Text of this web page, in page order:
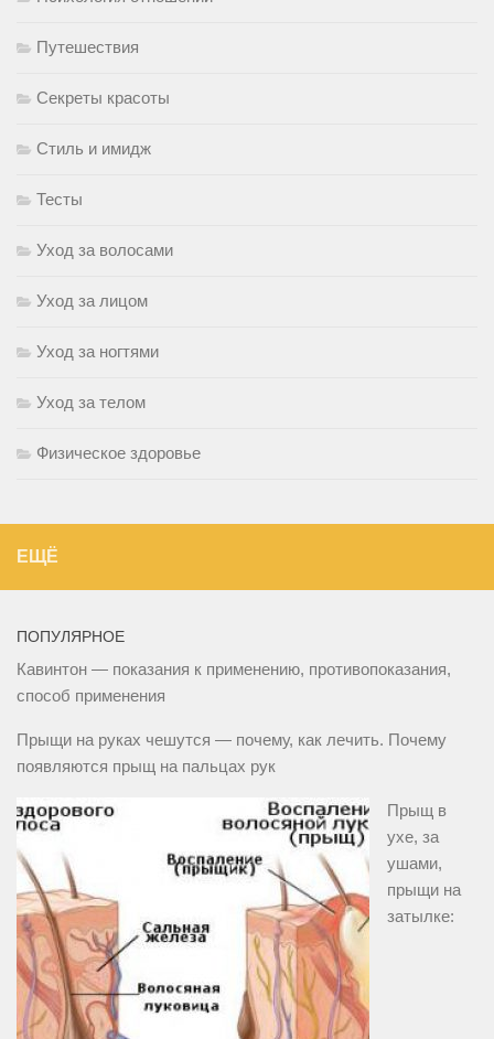
Путешествия
Секреты красоты
Стиль и имидж
Тесты
Уход за волосами
Уход за лицом
Уход за ногтями
Уход за телом
Физическое здоровье
ЕЩЁ
ПОПУЛЯРНОЕ
Кавинтон — показания к применению, противопоказания,
способ применения
Прыщи на руках чешутся — почему, как лечить. Почему
появляются прыщ на пальцах рук
Прыщ в
ухе, за
ушами,
прыщи на
затылке: